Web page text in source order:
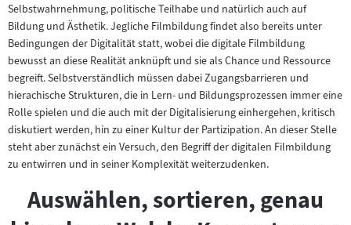
Selbstwahrnehmung, politische Teilhabe und natürlich auch auf
Bildung und Ästhetik. Jegliche Filmbildung findet also bereits unter
Bedingungen der Digitalität statt, wobei die digitale Filmbildung
bewusst an diese Realität anknüpft und sie als Chance und Ressource
begreift. Selbstverständlich müssen dabei Zugangsbarrieren und
hierachische Strukturen, die in Lern- und Bildungsprozessen immer eine
Rolle spielen und die auch mit der Digitalisierung einhergehen, kritisch
diskutiert werden, hin zu einer Kultur der Partizipation. An dieser Stelle
steht aber zunächst ein Versuch, den Begriff der digitalen Filmbildung
zu entwirren und in seiner Komplexität weiterzudenken.
Auswählen, sortieren, genau